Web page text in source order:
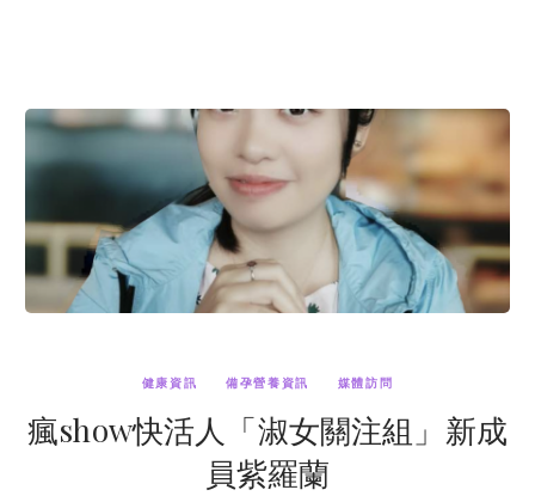
健康資訊 備孕營養資訊 媒體訪問
瘋show快活人「淑女關注組」新成
員紫羅蘭